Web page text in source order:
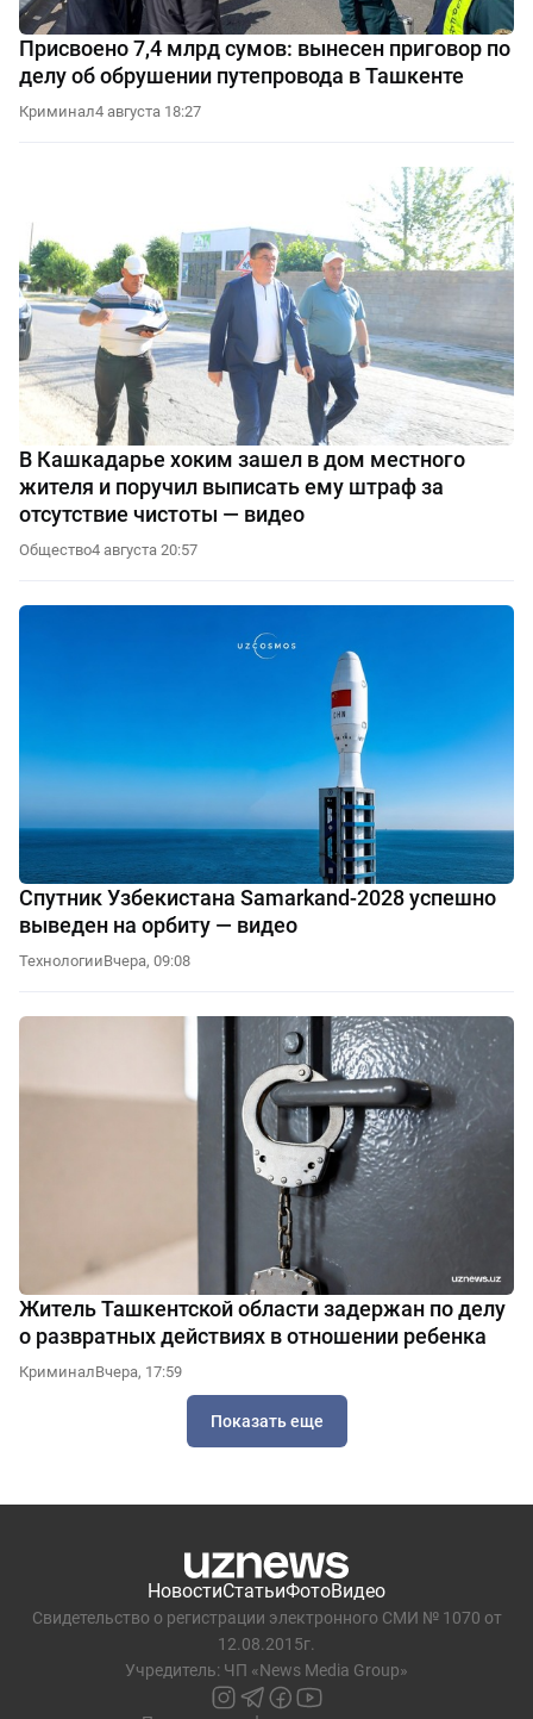
Присвоено 7,4 млрд сумов: вынесен приговор по
делу об обрушении путепровода в Ташкенте
Криминал4 августа 18:27
В Кашкадарье хоким зашел в дом местного
жителя и поручил выписать ему штраф за
отсутствие чистоты — видео
Общество4 августа 20:57
Спутник Узбекистана Samarkand-2028 успешно
выведен на орбиту — видео
ТехнологииВчера, 09:08
Житель Ташкентской области задержан по делу
о развратных действиях в отношении ребенка
КриминалВчера, 17:59
Показать еще
НовостиСтатьиФотоВидео
Свидетельство о регистрации электронного СМИ № 1070 от
12.08.2015г.
Учредитель: ЧП «News Media Group»